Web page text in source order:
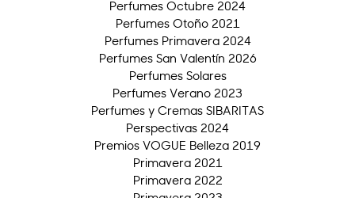
Perfumes Octubre 2024
Perfumes Otoño 2021
Perfumes Primavera 2024
Perfumes San Valentín 2026
Perfumes Solares
Perfumes Verano 2023
Perfumes y Cremas SIBARITAS
Perspectivas 2024
Premios VOGUE Belleza 2019
Primavera 2021
Primavera 2022